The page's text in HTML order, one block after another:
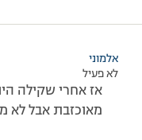
אלמוני
לא פעיל
מאוכזבת אבל לא